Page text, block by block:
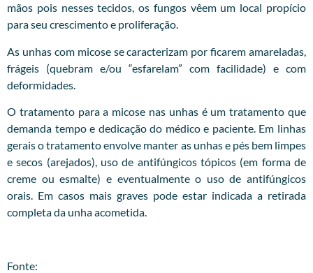
mãos pois nesses tecidos, os fungos vêem um local propício
para seu crescimento e proliferação.
As unhas com micose se caracterizam por ficarem amareladas,
frágeis (quebram e/ou “esfarelam” com facilidade) e com
deformidades.
O tratamento para a micose nas unhas é um tratamento que
demanda tempo e dedicação do médico e paciente. Em linhas
gerais o tratamento envolve manter as unhas e pés bem limpes
e secos (arejados), uso de antifúngicos tópicos (em forma de
creme ou esmalte) e eventualmente o uso de antifúngicos
orais. Em casos mais graves pode estar indicada a retirada
completa da unha acometida.
Fonte: